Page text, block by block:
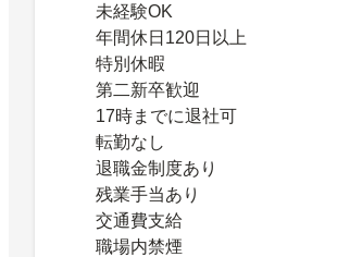
未経験OK
年間休日120日以上
特別休暇
第二新卒歓迎
17時までに退社可
転勤なし
退職金制度あり
残業手当あり
交通費支給
職場内禁煙